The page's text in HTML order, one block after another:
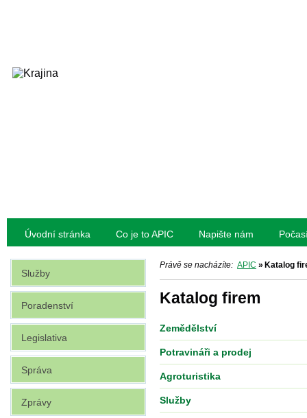
Úvodní stránka Co je to APIC Napište nám
Právě se nacházíte: APIC » Katalog
Katalog firem
Zemědělství
Potravináři a prodej
Agroturistika
Služby
Služby
Poradenství
Legislativa
Správa
Zprávy